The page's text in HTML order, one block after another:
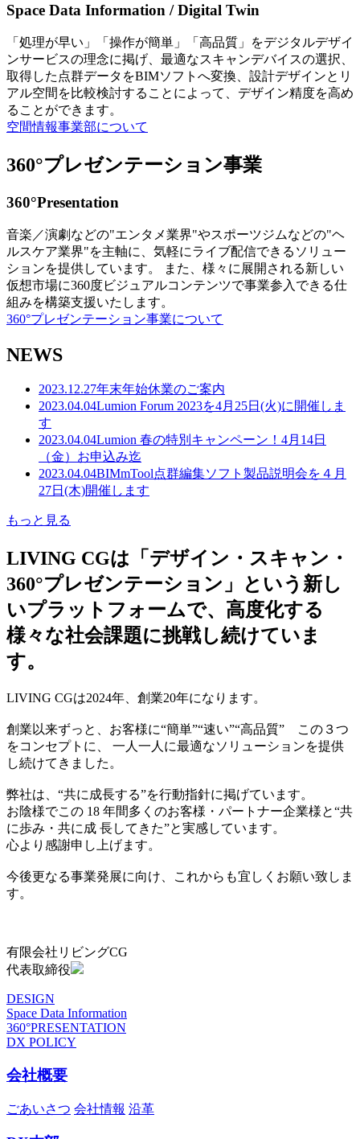
Space Data Information / Digital Twin
「処理が早い」「操作が簡単」「高品質」をデジタルデザイ
ンサービスの理念に掲げ、最適なスキャンデバイスの選択、
取得した点群データをBIMソフトへ変換、設計デザインとリ
アル空間を比較検討することによって、デザイン精度を高め
ることができます。
空間情報事業部について
360°プレゼンテーション事業
360°Presentation
音楽／演劇などの"エンタメ業界"やスポーツジムなどの"ヘ
ルスケア業界"を主軸に、気軽にライブ配信できるソリュー
ションを提供しています。 また、様々に展開される新しい
仮想市場に360度ビジュアルコンテンツで事業参入できる仕
組みを構築支援いたします。
360°プレゼンテーション事業について
NEWS
2023.12.27年末年始休業のご案内
2023.04.04Lumion Forum 2023を4月25日(火)に開催しま
す
2023.04.04Lumion 春の特別キャンペーン！4月14日
（金）お申込み迄
2023.04.04BIMmTool点群編集ソフト製品説明会を４月
27日(木)開催します
もっと見る
LIVING CGは「デザイン・スキャン・
360°プレゼンテーション」という新し
いプラットフォームで、高度化する
様々な社会課題に挑戦し続けていま
す。
LIVING CGは2024年、創業20年になります。
創業以来ずっと、お客様に“簡単”“速い”“高品質” この３つ
をコンセプトに、 一人一人に最適なソリューションを提供
し続けてきました。
弊社は、“共に成長する”を行動指針に掲げています。
お陰様でこの 18 年間多くのお客様・パートナー企業様と“共
に歩み・共に成 長してきた”と実感しています。
心より感謝申し上げます。
今後更なる事業発展に向け、これからも宜しくお願い致しま
す。
有限会社リビングCG
代表取締役
DESIGN
Space Data Information
360°PRESENTATION
DX POLICY
会社概要
ごあいさつ 会社情報 沿革